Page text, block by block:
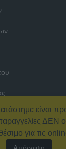
είναι
παραγγελίες ΔΕΝ
για τις